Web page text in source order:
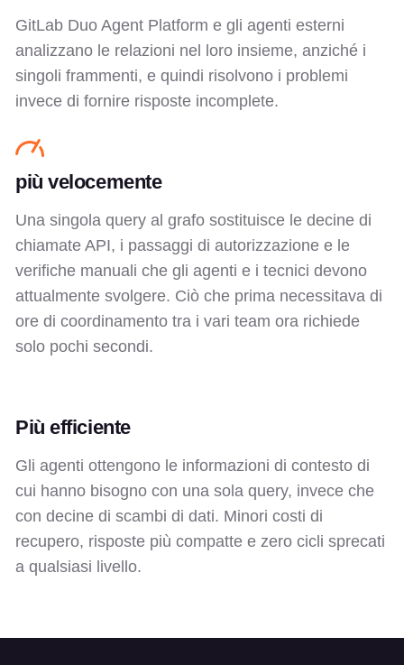
GitLab Duo Agent Platform e gli agenti esterni
analizzano le relazioni nel loro insieme, anziché i
singoli frammenti, e quindi risolvono i problemi
invece di fornire risposte incomplete.
più velocemente
Una singola query al grafo sostituisce le decine di
chiamate API, i passaggi di autorizzazione e le
verifiche manuali che gli agenti e i tecnici devono
attualmente svolgere. Ciò che prima necessitava di
ore di coordinamento tra i vari team ora richiede
solo pochi secondi.
Più efficiente
Gli agenti ottengono le informazioni di contesto di
cui hanno bisogno con una sola query, invece che
con decine di scambi di dati. Minori costi di
recupero, risposte più compatte e zero cicli sprecati
a qualsiasi livello.